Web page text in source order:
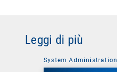
Leggi di più
System Administration